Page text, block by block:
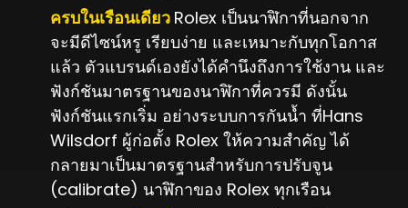
ครบในเรือนเดียว Rolex เป็นนาฬิกาที่นอกจาก
จะมีดีไซน์หรู เรียบง่าย และเหมาะกับทุกโอกาส
แล้ว ตัวแบรนด์เองยังได้คำนึงถึงการใช้งาน และ
ฟังก์ชันมาตรฐานของนาฬิกาที่ควรมี ดังนั้น
ฟังก์ชันแรกเริ่ม อย่างระบบการกันน้ำ ที่Hans
Wilsdorf ผู้ก่อตั้ง Rolex ให้ความสำคัญ ได้
กลายมาเป็นมาตรฐานสำหรับการปรับจูน
(calibrate) นาฬิกาของ Rolex ทุกเรือน